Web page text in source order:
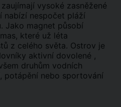
vysoké zasněžené
nabízí nespočet pláží
Jako magnet působí
které už léta
z celého světa. Ostrov je
aktivní dovolené ,
druhům vodních
potápění nebo sportování